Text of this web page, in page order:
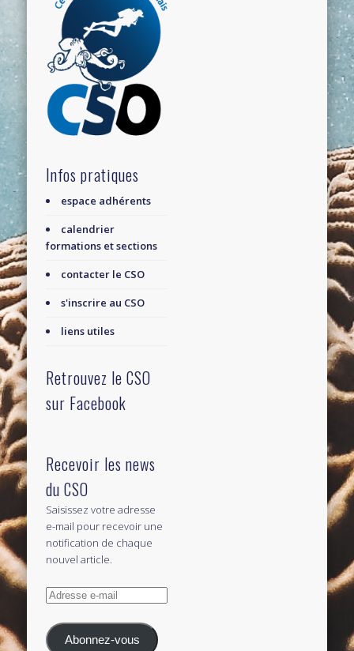
Infos pratiques
espace adhérents
calendrier
formations et sections
contacter le CSO
s'inscrire au CSO
liens utiles
Retrouvez le CSO
sur Facebook
Recevoir les news
du CSO
Saisissez votre adresse
e-mail pour recevoir une
notification de chaque
nouvel article.
Adresse
mail
Abonnez-vous